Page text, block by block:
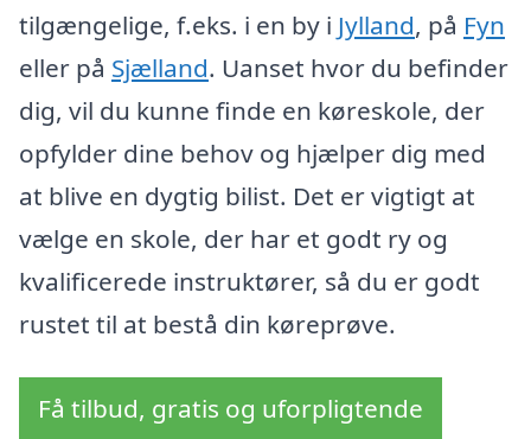
tilgængelige, f.eks. i en by i Jylland, på Fyn
eller på Sjælland. Uanset hvor du befinder
dig, vil du kunne finde en køreskole, der
opfylder dine behov og hjælper dig med
at blive en dygtig bilist. Det er vigtigt at
vælge en skole, der har et godt ry og
kvalificerede instruktører, så du er godt
rustet til at bestå din køreprøve.
Få tilbud, gratis og uforpligtende